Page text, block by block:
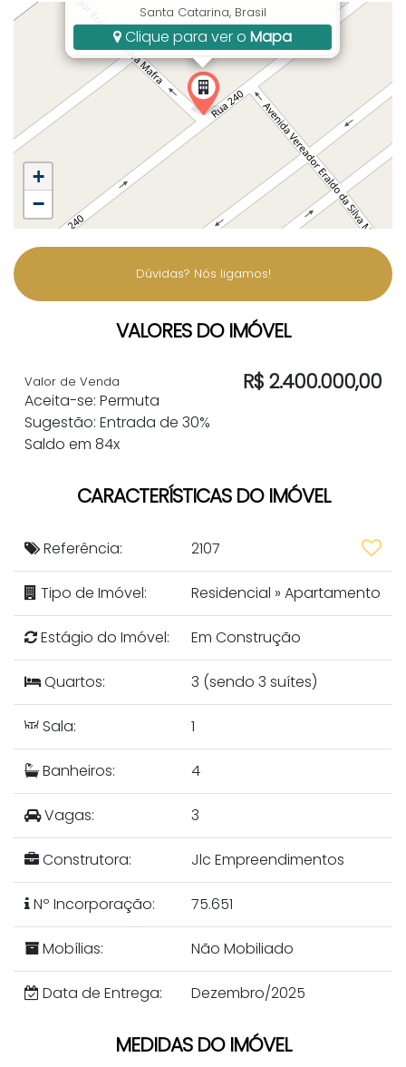
Santa Catarina, Brasil
Clique para ver o Mapa
+
−
Dúvidas? Nós ligamos!
VALORES DO IMÓVEL
R$ 2.400.000,00
Valor de Venda
Aceita-se: Permuta
Sugestão: Entrada de 30%
Saldo em 84x
CARACTERÍSTICAS DO IMÓVEL
Referência: 2107
Tipo de Imóvel: Residencial » Apartamento
Estágio do Imóvel: Em Construção
Quartos: 3 (sendo 3 suítes)
Sala: 1
Banheiros: 4
Vagas: 3
Construtora: Jlc Empreendimentos
Nº Incorporação: 75.651
Mobílias: Não Mobiliado
Data de Entrega: Dezembro/2025
MEDIDAS DO IMÓVEL